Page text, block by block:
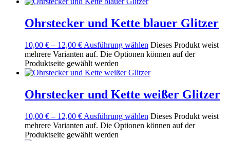
Ohrstecker und Kette blauer Glitzer
10,00 € – 12,00 € Ausführung wählen Dieses Produkt weist
mehrere Varianten auf. Die Optionen können auf der
Produktseite gewählt werden
Ohrstecker und Kette weißer Glitzer
10,00 € – 12,00 € Ausführung wählen Dieses Produkt weist
mehrere Varianten auf. Die Optionen können auf der
Produktseite gewählt werden